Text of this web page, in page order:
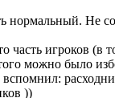
нормальный.
часть игроков (в
можно было
))